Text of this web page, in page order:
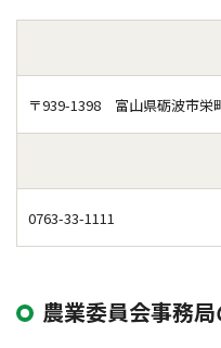
〒939-1398 富山県砺波市栄
0763-33-1111
農業委員会事務局